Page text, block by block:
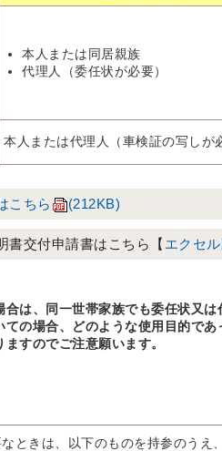
本人または同居親族
代理人（委任状が必要）
本人または代理人（車検証の写しが
こちら (212KB)
書交付申請書はこちら【 エクセ
は、同一世帯家族でも委任状又は
ての場合、どのような使用目的で
すのでご注意願います。
ときは、以下のものを持参のうえ